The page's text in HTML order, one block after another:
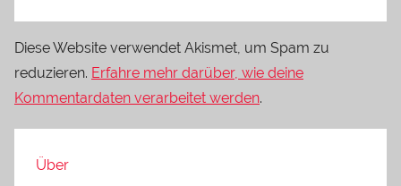
Diese Website verwendet Akismet, um Spam zu
reduzieren. Erfahre mehr darüber, wie deine
Kommentardaten verarbeitet werden.
Über